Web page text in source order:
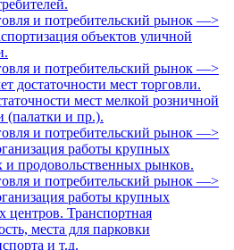
и потребительский рынок —>
объектов уличной
и потребительский рынок —>
достаточности мест торговли.
мест мелкой розничной
(палатки и пр.).
и потребительский рынок —>
работы крупных
и продовольственных рынков.
и потребительский рынок —>
работы крупных
центров. Транспортная
места для парковки
и т.д.